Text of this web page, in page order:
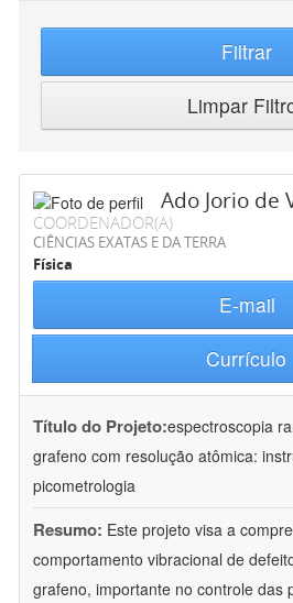
Filtrar
Limpar
Ado Jorio de
COORDENADOR(A)
CIÊNCIAS EXATAS E DA TERRA
Física
E-mail
Currículo
Título do Projeto:espectroscopia
grafeno com resolução atômica:
picometrologia
Resumo: Este projeto visa a
comportamento vibracional de
grafeno, importante no controle das